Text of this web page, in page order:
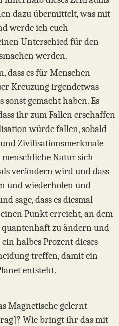
dazu übermittelt, was mit
werde ich euch
Unterschied für den
werden.
dass es für Menschen
Kreuzung irgendetwas
sonst gemacht haben. Es
ihr zum Fallen erschaffen
würde fallen, sobald
Zivilisationsmerkmale
menschliche Natur sich
verändern wird und dass
und wiederholen und
sage, dass es diesmal
Punkt erreicht, an dem
zu ändern und
halbes Prozent dieses
treffen, damit ein
entsteht.
Magnetische gelernt
Wie bringt ihr das mit